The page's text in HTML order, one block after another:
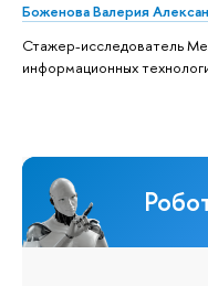
Боженова Валерия
Стажер-исследователь
информационных